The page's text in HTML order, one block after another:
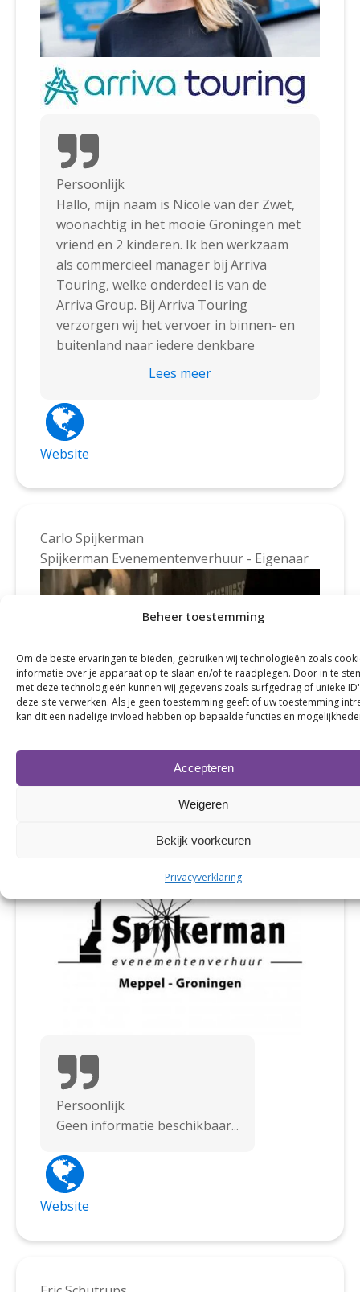
Beheer toestemming
Om de beste ervaringen te bieden, gebruiken wij technologieën zoals
informatie over je apparaat op te slaan en/of te raadplegen. Door in te
met deze technologieën kunnen wij gegevens zoals surfgedrag of unieke
deze site verwerken. Als je geen toestemming geeft of uw toestemming
kan dit een nadelige invloed hebben op bepaalde functies en
Accepteren
Weigeren
Bekijk voorkeuren
Privacyverklaring
Persoonlijk
Hallo, mijn naam is Nicole van der Zwet,
woonachtig in het mooie Groningen met
vriend en 2 kinderen. Ik ben werkzaam
als commercieel manager bij Arriva
Touring, welke onderdeel is van de
Arriva Group. Bij Arriva Touring
verzorgen wij het vervoer in binnen- en
buitenland naar iedere denkbare
bestemming met allerlei groepen. Zo
sportverenigingen tot bezoekers van
groot- en kleinschalige evenementen.
Dit doen wij met touringcars en andere
zitplaatsen hebben. Als het gaat om
mobiliteit. Ons kantoor staat in
Groningen, waarbij wij ook vestigingen
in Friesland, Maastricht en op Schiphol
bij MartiniBusiness en is het erg leuk in
contact te zijn met andere (bekende en
nieuwe) ondernemers.
Ik kijk dan ook uit naar de komende
Lees meer
Website
Carlo Spijkerman
Spijkerman Evenementenverhuur - Eigenaar
Persoonlijk
Geen informatie beschikbaar...
Website